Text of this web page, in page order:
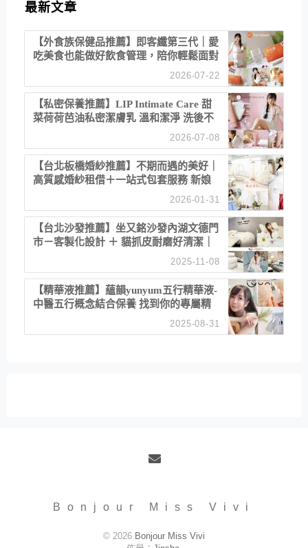
最新文章
【外食族保健品推薦】即客纖第三代｜愛
吃美食也能做好飲食管理，陪你輕鬆面對
2026-07-22
【私密保養推薦】LIP Intimate Care 甜
菜荷荷芭油私密潔膚乳 溫和潔淨 洗後不
2026-07-08
【台北板橋婚紗推薦】不期而遇的美好｜
高質感婚紗租借＋一站式包套服務 新娘
2026-01-31
【台北沙發推薦】坐又銘沙發內湖文德門
市－客製化設計 ＋ 貓抓皮耐磨好清潔｜
直營直銷、價格透明 高CP值打造夢想
居家風格
2025-11-08
【精華液推薦】蘊韻yunyum五行精華液-
中醫五行概念結合保養 找到你的專屬精
華！ 水㊀土㊀就選「潤・賦精華」維持
肌膚剛剛好的平衡
2025-08-31
Bonjour Miss Vivi
© 2026 Bonjour Miss Vivi